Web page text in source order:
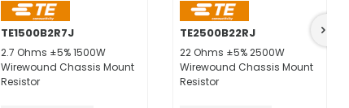
TE1500B2R7J
2.7 Ohms ±5% 1500W
Wirewound Chassis Mount
Resistor
TE2500B22RJ
22 Ohms ±5% 2500W
Wirewound Chassis Mount
Resistor